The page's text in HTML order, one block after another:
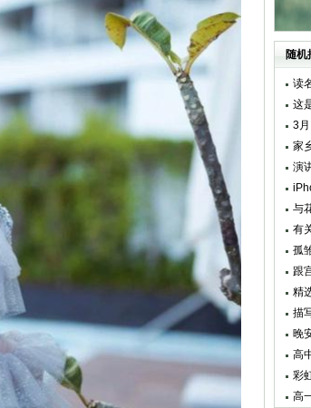
随机
读
这
一餐
3
主
家
演
与
有
孤
跟
精
描
晚
其
高
彩
高